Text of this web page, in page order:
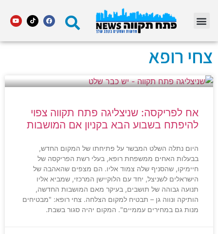
צחי רופא
אח לפריקסה: שניצליגה פתח תקווה צפוי
להיפתח בשבוע הבא בקניון אם המושבות
היום נתלה השלט המבשר על פתיחתו של המקום החדש,
בבעלות האחים ממשפחת רופא, בעלי רשת הפריקסה של
חיימיקו, שהסניף שלה צמוד אליו. הם מצפים שהאהבה של
הישראלים לשניצל, יחד עם הלוקיישן המרכזי, שמביא אליו
תנועה גבוהה של תושבים, בעיקר מאם המושבות החדשה,
הותיקה ונווה גן – תבטיח למקום הצלחה. צחי רופא: "מבטיחים
מנות גם במחירים עממיים". המקום יהיה סגור בשבת.